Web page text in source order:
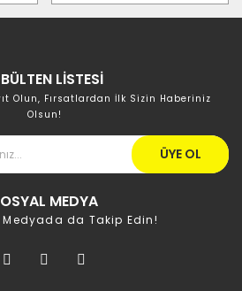
LİSTESİ
Olun, Fırsatlardan İlk Sizin Haberiniz
Olsun!
ÜYE OL
MEDYA
da Takip Edin!